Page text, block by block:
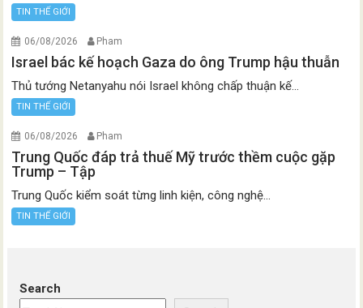
TIN THẾ GIỚI
06/08/2026 Pham
Israel bác kế hoạch Gaza do ông Trump hậu thuẫn
Thủ tướng Netanyahu nói Israel không chấp thuận kế...
TIN THẾ GIỚI
06/08/2026 Pham
Trung Quốc đáp trả thuế Mỹ trước thềm cuộc gặp
Trump – Tập
Trung Quốc kiểm soát từng linh kiện, công nghệ...
TIN THẾ GIỚI
Search